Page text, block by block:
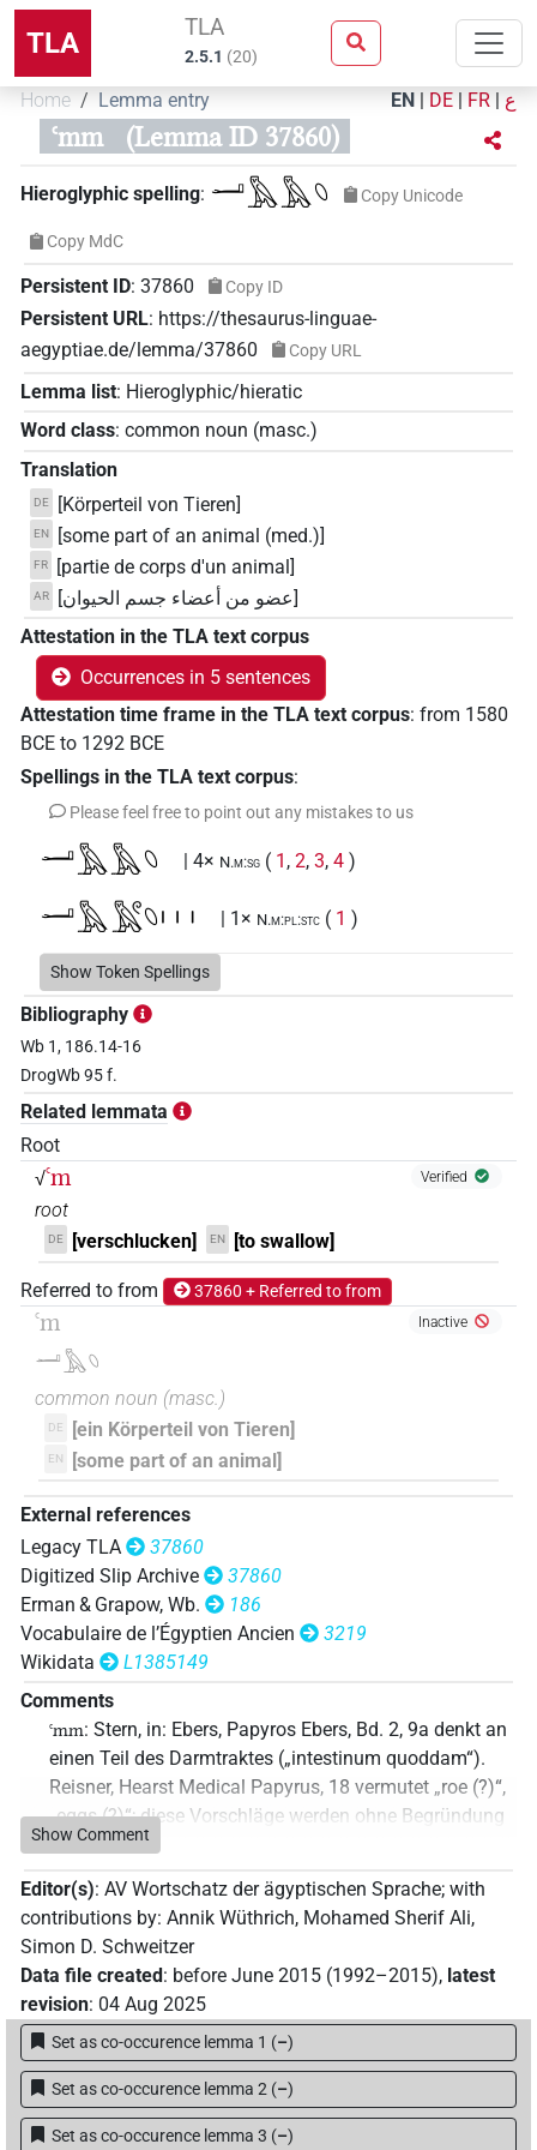
TLA TLA
2.5.1 (20)
Home Lemma entry EN | DE | FR | ع
ꜥmm (Lemma ID 37860)
Hieroglyphic spelling: 𓂝𓅓𓅓𓆇 Copy Unicode
Copy MdC
Persistent ID: 37860 Copy ID
Persistent URL: https://thesaurus-linguae-
aegyptiae.de/lemma/37860
Copy URL
Lemma list: Hieroglyphic/hieratic
Word class: common noun (masc.)
Translation
DE [Körperteil von Tieren]
EN [some part of an animal (med.)]
FR [partie de corps d'un animal]
AR
[عضو من أعضاء جسم الحيوان]
Attestation in the TLA text corpus
Occurrences in 5 sentences
Attestation time frame in the TLA text corpus: from 1580
BCE to 1292 BCE
Spellings in the TLA text corpus:
Please feel free to point out any mistakes to us
𓂝𓅓𓅓𓆇 | 4× N.m:sg ( 1 , 2, 3, 4 )
𓂝𓅓𓅓𓏲𓆇𓏥 | 1× N.m:pl:stc ( 1 )
Show Token Spellings
Bibliography
Wb 1, 186.14-16
DrogWb 95 f.
Related lemmata
Root
√ꜥm Verified
root
DE [verschlucken] EN [to swallow]
Referred to from 37860 + Referred to from
ꜥm
𓂝𓅓𓆇
Inactive
common noun (masc.)
DE [ein Körperteil von Tieren]
EN [some part of an animal]
External references
Legacy TLA
37860
Digitized Slip Archive
37860
Erman & Grapow, Wb.
186
Vocabulaire de l’Égyptien Ancien
3219
Wikidata
L1385149
Comments
ꜥmm: Stern, in: Ebers, Papyros Ebers, Bd. 2, 9a denkt an
einen Teil des Darmtraktes („intestinum quoddam“).
Reisner, Hearst Medical Papyrus, 18 vermutet „roe (?)“,
„eggs (?)“; diese Vorschläge werden ohne Begründung
geliefert. Wreszinski, Londoner Med. Papyrus und Pap.
heran; sein Hauptargument ist daher sicher die
Bemerkung, dass es im Kopf des Welses zu finden sei.
Chassinat, Papyrus médical copte, 214-215 sieht in
, wie Wreszinski, eine Bezeichnung für das Gehirn.
In Eb 427 ist vomꜥmmeinesꜥpnn.t-Tieres die Rede. In
diesem Tier vermutet Chassinat, a.a.O., eine
Bezeichnung für den Fischotter, in Eb 427 ein Rezept
gegen Trichiasis und vergleicht daraufhin die Droge
ꜥmm n ꜥpnn.tmit dem ⲁⲛⲅⲉⲫⲁⲣⲟⲥ ⲛ̄̄ⲟⲩϩⲟⲣ ⲙⲟⲟⲩ, dem
Show Comment
Editor(s): AV Wortschatz der ägyptischen Sprache; with
contributions by: Annik Wüthrich, Mohamed Sherif Ali,
Simon D. Schweitzer
Data file created: before June 2015 (1992–2015), latest
revision: 04 Aug 2025
Set as co-occurence lemma 1 (–)
Set as co-occurence lemma 2 (–)
Set as co-occurence lemma 3 (–)